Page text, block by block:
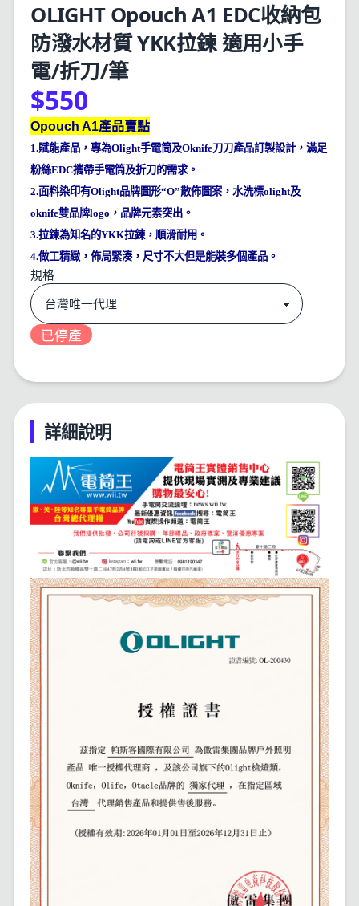
OLIGHT Opouch A1 EDC收納包
防潑水材質 YKK拉鍊 適用小手
電/折刀/筆
$550
Opouch A1產品賣點
1.賦能產品，專為Olight手電筒及Oknife刀刀產品訂製設計，滿足
粉絲EDC攜帶手電筒及折刀的需求。
2.面料染印有Olight品牌圖形“O”散佈圖案，水洗標olight及
oknife雙品牌logo ，品牌元素突出。
3.拉鍊為知名的YKK拉鍊，順滑耐用。
4.做工精緻，佈局緊湊，尺寸不大但是能裝多個產品。
規格
已停產
詳細說明